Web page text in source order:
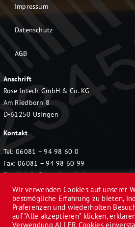
Impressum
Datenschutz
AGB
Anschrift
Rose Intech GmbH & Co. KG
Am Riedborn 8
D-61250 Usingen
Kontakt
Tel: 06081 – 94 98 60 0
Fax: 06081 – 94 98 60 99
Email:info@rose-intech.de
Wir verwenden Cookies auf unserer
bestmögliche Erfahrung zu bieten,
Präferenzen und wiederholten
auf "Alle akzeptieren" klicken,
Verwendung ALLER Cookies